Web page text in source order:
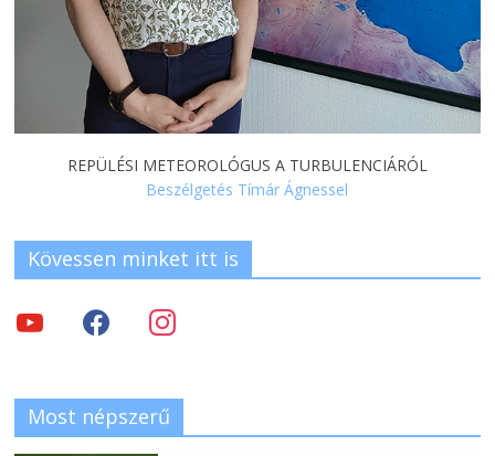
REPÜLÉSI METEOROLÓGUS A TURBULENCIÁRÓL
Beszélgetés Tímár Ágnessel
Kövessen minket itt is
Most népszerű